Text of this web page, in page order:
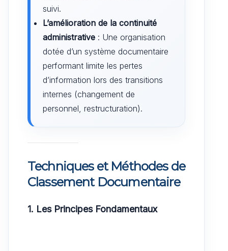
suivi.
L’amélioration de la continuité
administrative : Une organisation
dotée d’un système documentaire
performant limite les pertes
d’information lors des transitions
internes (changement de
personnel, restructuration).
Techniques et Méthodes de
Classement Documentaire
1. Les Principes Fondamentaux